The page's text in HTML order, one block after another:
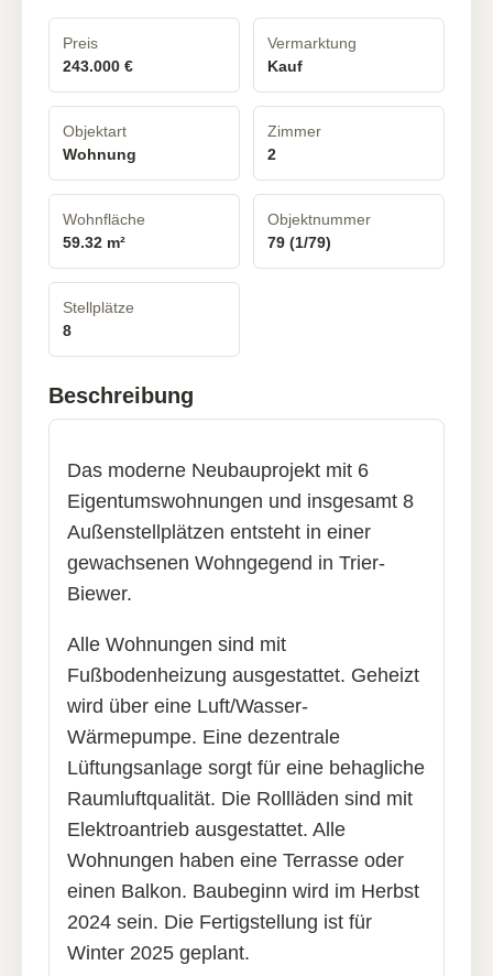
Preis
243.000 €
Vermarktung
Kauf
Objektart
Wohnung
Zimmer
2
Wohnfläche
59.32 m²
Objektnummer
79 (1/79)
Stellplätze
8
Beschreibung
Das moderne Neubauprojekt mit 6
Eigentumswohnungen und insgesamt 8
Außenstellplätzen entsteht in einer
gewachsenen Wohngegend in Trier-
Biewer.
Alle Wohnungen sind mit
Fußbodenheizung ausgestattet. Geheizt
wird über eine Luft/Wasser-
Wärmepumpe. Eine dezentrale
Lüftungsanlage sorgt für eine behagliche
Raumluftqualität. Die Rollläden sind mit
Elektroantrieb ausgestattet. Alle
Wohnungen haben eine Terrasse oder
einen Balkon. Baubeginn wird im Herbst
2024 sein. Die Fertigstellung ist für
Winter 2025 geplant.